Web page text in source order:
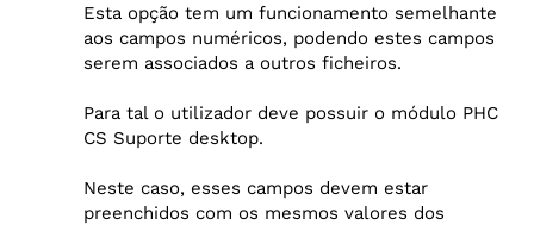
Esta opção tem um funcionamento semelhante
aos campos numéricos, podendo estes campos
serem associados a outros ficheiros.
Para tal o utilizador deve possuir o módulo PHC
CS Suporte desktop.
Neste caso, esses campos devem estar
preenchidos com os mesmos valores dos